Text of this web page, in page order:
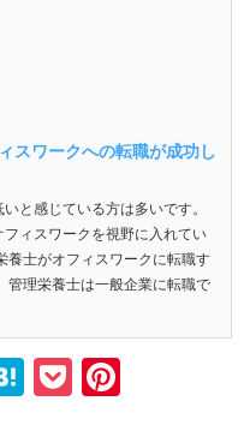
スワークへの転職が成功し
と感じている方は多いです。
ィスワークを視野に入れてい
養士がオフィスワークに転職す
管理栄養士は一般企業に転職で
H
P